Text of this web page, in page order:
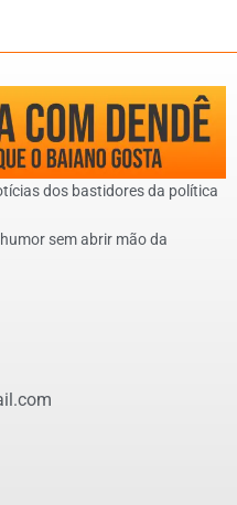
dos bastidores da política
sem abrir mão da